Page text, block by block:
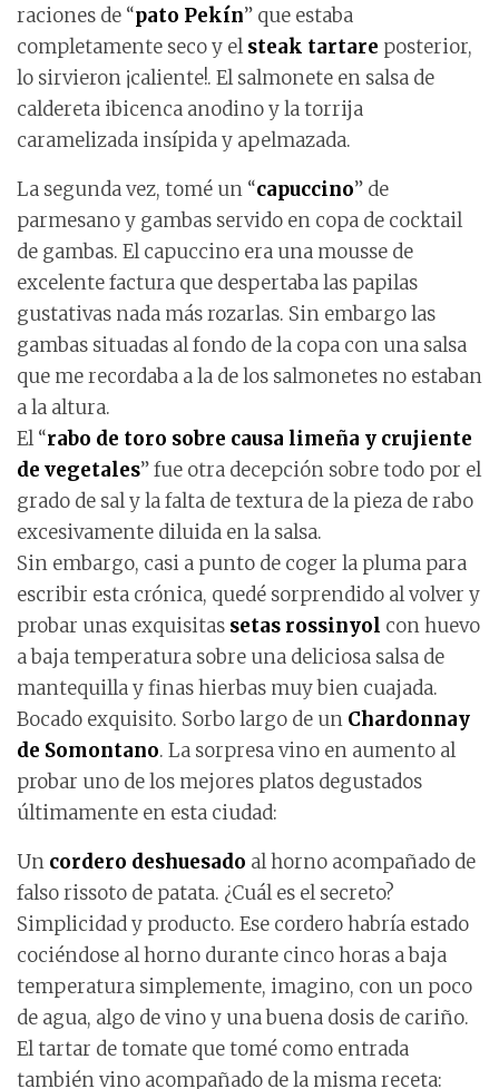
raciones de “pato Pekín” que estaba
completamente seco y el steak tartare posterior,
lo sirvieron ¡caliente!. El salmonete en salsa de
caldereta ibicenca anodino y la torrija
caramelizada insípida y apelmazada.
La segunda vez, tomé un “capuccino” de
parmesano y gambas servido en copa de cocktail
de gambas. El capuccino era una mousse de
excelente factura que despertaba las papilas
gustativas nada más rozarlas. Sin embargo las
gambas situadas al fondo de la copa con una salsa
que me recordaba a la de los salmonetes no estaban
a la altura.
El “rabo de toro sobre causa limeña y crujiente
de vegetales” fue otra decepción sobre todo por el
grado de sal y la falta de textura de la pieza de rabo
excesivamente diluida en la salsa.
Sin embargo, casi a punto de coger la pluma para
escribir esta crónica, quedé sorprendido al volver y
probar unas exquisitas setas rossinyol con huevo
a baja temperatura sobre una deliciosa salsa de
mantequilla y finas hierbas muy bien cuajada.
Bocado exquisito. Sorbo largo de un Chardonnay
de Somontano. La sorpresa vino en aumento al
probar uno de los mejores platos degustados
últimamente en esta ciudad:
Un cordero deshuesado al horno acompañado de
falso rissoto de patata. ¿Cuál es el secreto?
Simplicidad y producto. Ese cordero habría estado
cociéndose al horno durante cinco horas a baja
temperatura simplemente, imagino, con un poco
de agua, algo de vino y una buena dosis de cariño.
El tartar de tomate que tomé como entrada
también vino acompañado de la misma receta: